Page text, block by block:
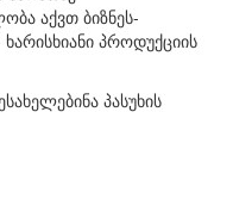
აქვთ ბიზნეს-
ხარისხიანი პროდუქციის
პასუხის